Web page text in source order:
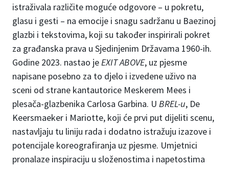
istraživala različite moguće odgovore – u pokretu,
glasu i gesti – na emocije i snagu sadržanu u Baezinoj
glazbi i tekstovima, koji su također inspirirali pokret
za građanska prava u Sjedinjenim Državama 1960-ih.
Godine 2023. nastao jeEXIT ABOVE, uz pjesme
napisane posebno za to djelo i izvedene uživo na
sceni od strane kantautorice Meskerem Mees i
plesača-glazbenika Carlosa Garbina. U BREL-u, De
Keersmaeker i Mariotte, koji će prvi put dijeliti scenu,
nastavljaju tu liniju rada i dodatno istražuju izazove i
potencijale koreografiranja uz pjesme. Umjetnici
pronalaze inspiraciju u složenostima i napetostima